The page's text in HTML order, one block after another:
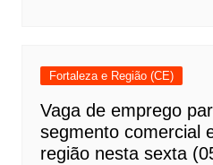
Fortaleza e Região (CE)
Vaga de emprego
segmento comercial
região nesta sexta